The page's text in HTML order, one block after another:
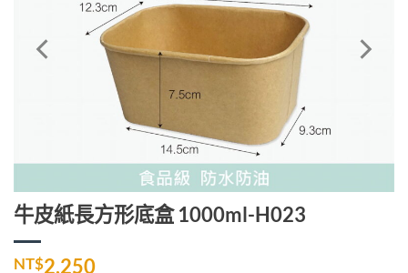
牛皮紙長方形底盒 1000ml-H023
NT$2,250